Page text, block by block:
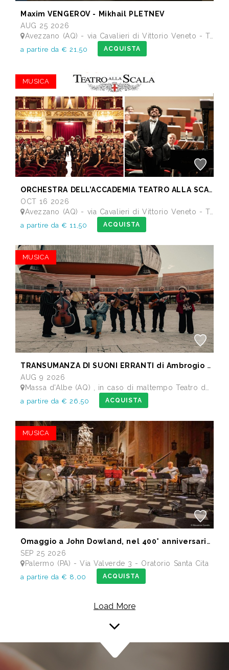
Maxim VENGEROV - Mikhail PLETNEV
AUG 25 2026
Avezzano (AQ) - via Cavalieri di Vittorio Veneto - Teatro dei Marsi
a partire da € 21,50 ACQUISTA
MUSICA
ORCHESTRA DELL’ACCADEMIA TEATRO ALLA SCALA di Milano
OCT 16 2026
Avezzano (AQ) - via Cavalieri di Vittorio Veneto - Teatro dei Marsi
a partire da € 11,50 ACQUISTA
MUSICA
TRANSUMANZA DI SUONI ERRANTI di Ambrogio Sparagna
AUG 9 2026
Massa d'Albe (AQ) , in caso di maltempo Teatro dei Marsi Avezzano AQ - Anfiteatro Romano di Alba Fucens
a partire da € 26,50 ACQUISTA
MUSICA
Omaggio a John Dowland, nel 400° anniversario della morte
SEP 25 2026
Palermo (PA) - Via Valverde 3 - Oratorio Santa Cita
a partire da € 8,00 ACQUISTA
Load More